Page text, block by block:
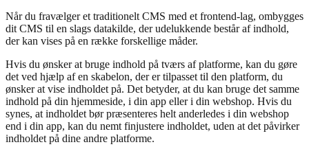
Når du fravælger et traditionelt CMS med et frontend-lag, ombygges
dit CMS til en slags datakilde, der udelukkende består af indhold,
der kan vises på en række forskellige måder.
Hvis du ønsker at bruge indhold på tværs af platforme, kan du gøre
det ved hjælp af en skabelon, der er tilpasset til den platform, du
ønsker at vise indholdet på. Det betyder, at du kan bruge det samme
indhold på din hjemmeside, i din app eller i din webshop. Hvis du
synes, at indholdet bør præsenteres helt anderledes i din webshop
end i din app, kan du nemt finjustere indholdet, uden at det påvirker
indholdet på dine andre platforme.